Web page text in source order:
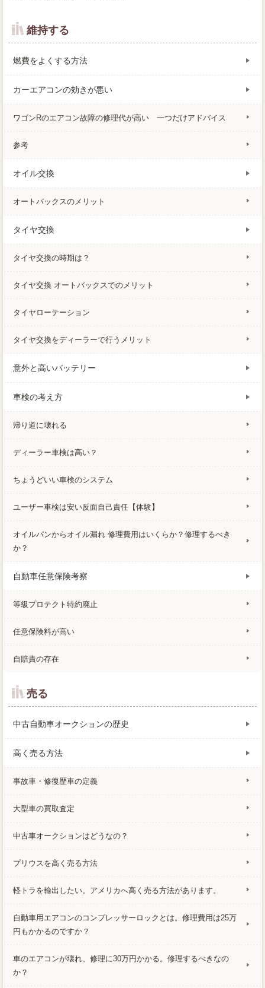
維持する
燃費をよくする方法
カーエアコンの効きが悪い
ワゴンRのエアコン故障の修理代が高い 一つだけアドバイス
参考
オイル交換
オートバックスのメリット
タイヤ交換
タイヤ交換の時期は？
タイヤ交換 オートバックスでのメリット
タイヤローテーション
タイヤ交換をディーラーで行うメリット
意外と高いバッテリー
車検の考え方
帰り道に壊れる
ディーラー車検は高い？
ちょうどいい車検のシステム
ユーザー車検は安い反面自己責任【体験】
オイルパンからオイル漏れ 修理費用はいくらか？修理するべき
か？
自動車任意保険考察
等級プロテクト特約廃止
任意保険料が高い
自賠責の存在
売る
中古自動車オークションの歴史
高く売る方法
事故車・修復歴車の定義
大型車の買取査定
中古車オークションはどうなの？
プリウスを高く売る方法
軽トラを輸出したい。アメリカへ高く売る方法があります。
自動車用エアコンのコンプレッサーロックとは。修理費用は25万
円もかかるのですか？
車のエアコンが壊れ、修理に30万円かかる。修理するべきなの
か？